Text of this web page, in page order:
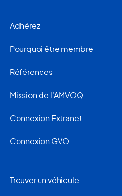
Adhérez
Pourquoi être membre
Références
Mission de l'AMVOQ
Connexion Extranet
Connexion GVO
Trouver un véhicule